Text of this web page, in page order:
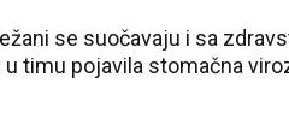
se suočavaju i sa
timu pojavila stomačna